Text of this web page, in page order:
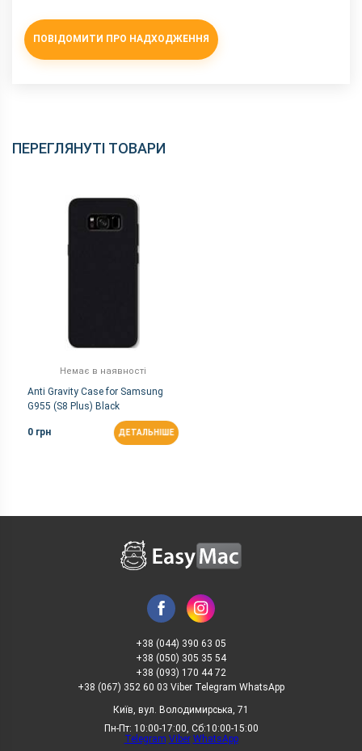
ПОВІДОМИТИ ПРО НАДХОДЖЕННЯ
ПЕРЕГЛЯНУТІ ТОВАРИ
Немає в наявності
Anti Gravity Case for Samsung
G955 (S8 Plus) Black
0 грн ДЕТАЛЬНІШЕ
+38 (044) 390 63 05
+38 (050) 305 35 54
+38 (093) 170 44 72
+38 (067) 352 60 03 Viber Telegram WhatsApp
Київ, вул. Володимирська, 71
Пн-Пт: 10:00-17:00, Сб:10:00-15:00
Telegram Viber WhatsApp